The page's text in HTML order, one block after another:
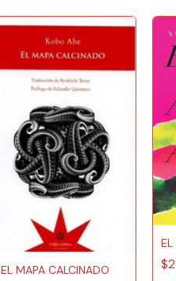
EL MAPA CALCINADO